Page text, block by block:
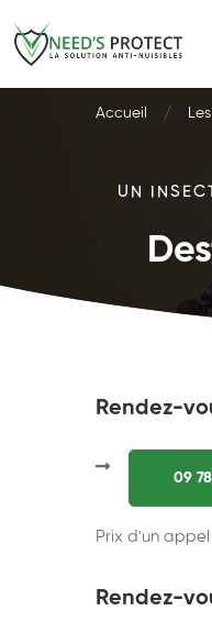
Accueil
UN
Rendez-
09
Prix d'un
Rendez-